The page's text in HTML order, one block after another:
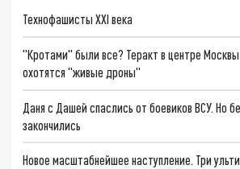
Технофашисты XXI века
"Кротами" были все? Теракт в центре
охотятся "живые дроны"
Даня с Дашей спаслись от боевиков ВСУ. Но
закончились
Новое масштабнейшее наступление. Три